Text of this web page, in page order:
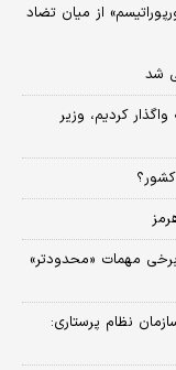
از میان تضاد
شد
کردیم، وزیر
برخی مهمات «محدودتر»
نظام پرستاری: